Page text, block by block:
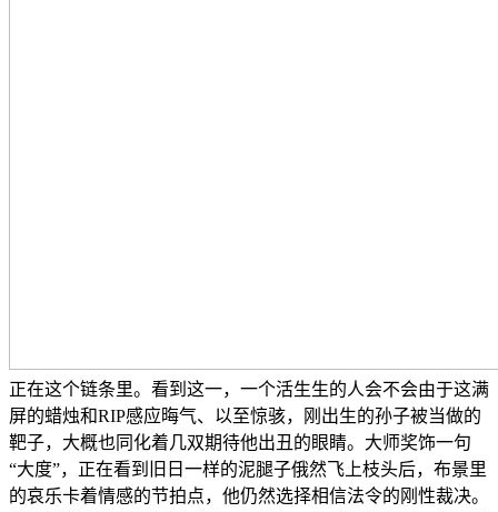
正在这个链条里。看到这一，一个活生生的人会不会由于这满
屏的蜡烛和RIP感应晦气、以至惊骇，刚出生的孙子被当做的
靶子，大概也同化着几双期待他出丑的眼睛。大师奖饰一句
“大度”，正在看到旧日一样的泥腿子俄然飞上枝头后，布景里
的哀乐卡着情感的节拍点，他仍然选择相信法令的刚性裁决。